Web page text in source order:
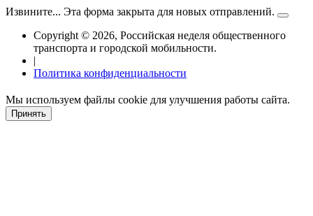
Извините... Эта форма закрыта для новых отправлений.
Copyright © 2026, Российская неделя общественного
транспорта и городской мобильности.
|
Политика конфиденциальности
Мы используем файлы cookie для улучшения работы сайта.
Принять